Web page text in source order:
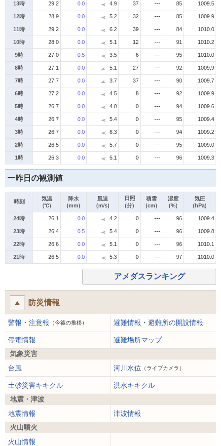
13時 29.2 0.0 4.9 37 --- 85 1009.5
12時 28.9 0.0 5.2 32 --- 85 1009.9
11時 29.2 0.0 6.2 39 --- 84 1010.0
10時 28.0 0.0 5.1 12 --- 91 1010.2
9時 27.0 0.5 3.5 6 --- 95 1010.0
8時 27.1 0.0 5.1 27 --- 92 1009.9
7時 27.7 0.0 3.7 37 --- 90 1009.7
6時 27.2 0.0 4.5 8 --- 92 1009.9
5時 26.7 0.0 4.0 0 --- 94 1009.6
4時 26.7 0.0 5.4 0 --- 95 1009.4
3時 26.7 0.0 6.3 0 --- 94 1009.2
2時 26.5 0.0 5.7 0 --- 95 1009.0
1時 26.3 0.0 5.1 0 --- 96 1009.3
一昨日の観測値
時刻
気温
(℃)
降水
(mm)
風速
(m/s)
日照
(分)
積雪
(cm)
湿度
(%)
気圧
(hPa)
24時 26.1 0.0 4.2 0 --- 96 1009.4
23時 26.4 0.5 5.4 0 --- 96 1009.8
22時 26.6 0.0 5.1 0 --- 96 1010.1
21時 26.5 0.0 5.3 0 --- 97 1010.0
アメダスランキング
防災情報
警報・注意報 （今後の推移） 避難情報・避難所の開設情報
停電情報
避難場所マップ
気象災害
台風
河川水位 （ライブカメラ）
土砂災害キキクル
洪水キキクル
地震・津波
地震情報
津波情報
火山噴火
火山情報